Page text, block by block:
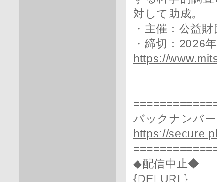
対して助成。
・主催：公益
・締切：2026
https://
バックナンバ
https://
◆配信中止◆
{DELURL}